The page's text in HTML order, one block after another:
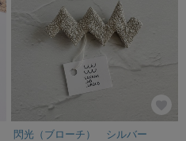
閃光（ブローチ） シルバー